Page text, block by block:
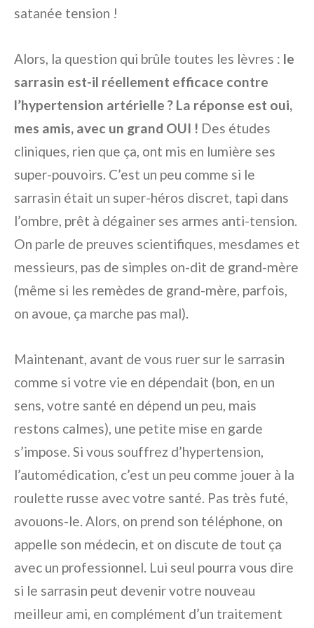
satanée tension !
Alors, la question qui brûle toutes les lèvres : le
sarrasin est-il réellement efficace contre
l’hypertension artérielle ? La réponse est oui,
mes amis, avec un grand OUI ! Des études
cliniques, rien que ça, ont mis en lumière ses
super-pouvoirs. C’est un peu comme si le
sarrasin était un super-héros discret, tapi dans
l’ombre, prêt à dégainer ses armes anti-tension.
On parle de preuves scientifiques, mesdames et
messieurs, pas de simples on-dit de grand-mère
(même si les remèdes de grand-mère, parfois,
on avoue, ça marche pas mal).
Maintenant, avant de vous ruer sur le sarrasin
comme si votre vie en dépendait (bon, en un
sens, votre santé en dépend un peu, mais
restons calmes), une petite mise en garde
s’impose. Si vous souffrez d’hypertension,
l’automédication, c’est un peu comme jouer à la
roulette russe avec votre santé. Pas très futé,
avouons-le. Alors, on prend son téléphone, on
appelle son médecin, et on discute de tout ça
avec un professionnel. Lui seul pourra vous dire
si le sarrasin peut devenir votre nouveau
meilleur ami, en complément d’un traitement